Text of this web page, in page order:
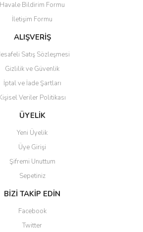
bulunuyor.
daha pahalı.
alternatifler olmalı.
Gönder
Havale Bildirim Formu
İletişim Formu
ALIŞVERİŞ
Satış Sözleşmesi
Gizlilik ve Güvenlik
İptal ve İade Şartları
Veriler Politikası
ÜYELİK
Yeni Üyelik
Üye Girişi
Şifremi Unuttum
Sepetiniz
BİZİ TAKİP EDİN
Facebook
Twitter